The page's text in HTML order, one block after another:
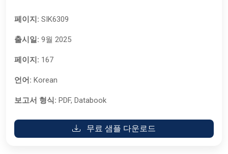
페이지: SIK6309
출시일: 9월 2025
페이지: 167
언어: Korean
보고서 형식: PDF, Databook
무료 샘플 다운로드